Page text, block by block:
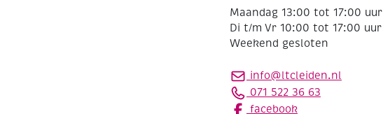
Maandag 13:00 tot 17:00 uur
Di t/m Vr 10:00 tot 17:00 uur
Weekend gesloten
info@ltcleiden.nl
071 522 36 63
facebook